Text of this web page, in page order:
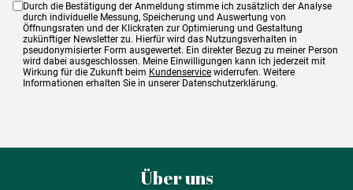
Durch die Bestätigung der Anmeldung stimme ich zusätzlich der Analyse
durch individuelle Messung, Speicherung und Auswertung von
Öffnungsraten und der Klickraten zur Optimierung und Gestaltung
zukünftiger Newsletter zu. Hierfür wird das Nutzungsverhalten in
pseudonymisierter Form ausgewertet. Ein direkter Bezug zu meiner Person
wird dabei ausgeschlossen. Meine Einwilligungen kann ich jederzeit mit
Wirkung für die Zukunft beim Kundenservice widerrufen. Weitere
Informationen erhalten Sie in unserer Datenschutzerklärung.
Über uns